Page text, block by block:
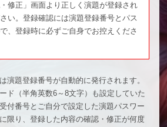
修正」画面より正しく演題が登録され
い。登録確認には演題登録番号とパス
、登録時に必ずご自身でお控えくださ
演題登録番号が自動的に発行されます。
ド（半角英数6～8文字）も設定していた
付番号とご自分で設定した演題パスワー
限り、登録した内容の確認・修正が何度